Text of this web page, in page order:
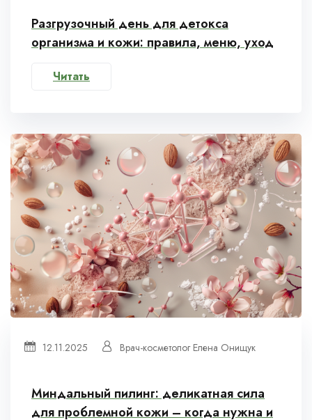
Разгрузочный день для детокса
организма и кожи: правила, меню, уход
Читать
12.11.2025 Врач-косметолог Елена Онищук
Миндальный пилинг: деликатная сила
для проблемной кожи – когда нужна и